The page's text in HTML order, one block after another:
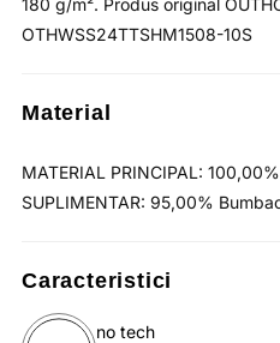
180 g/m². Produs original
OTHWSS24TTSHM1508-10S
Material
MATERIAL PRINCIPAL:
SUPLIMENTAR: 95,00%
Caracteristici
no tech